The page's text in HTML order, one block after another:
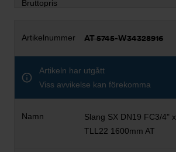
AT 5745-W34328916
Artikeln har utgått
Viss avvikelse kan förekomma
Slang SX DN19 FC3/4" x
TLL22 1600mm AT